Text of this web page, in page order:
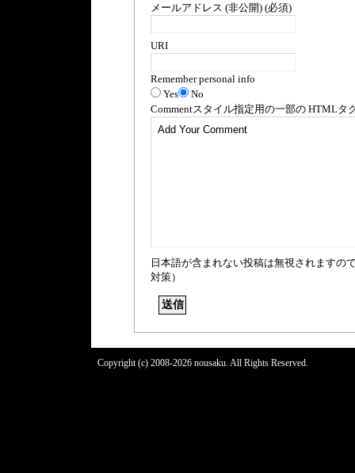
メールアドレス (非公開) (必須)
URI
Remember personal info
Yes
No
Commentスタイル指定用の一部の HTMLタ
日本語が含まれない投稿は無視されますの
対策）
Copyright (c) 2008-2026 nousaku. All Rights Reserved.